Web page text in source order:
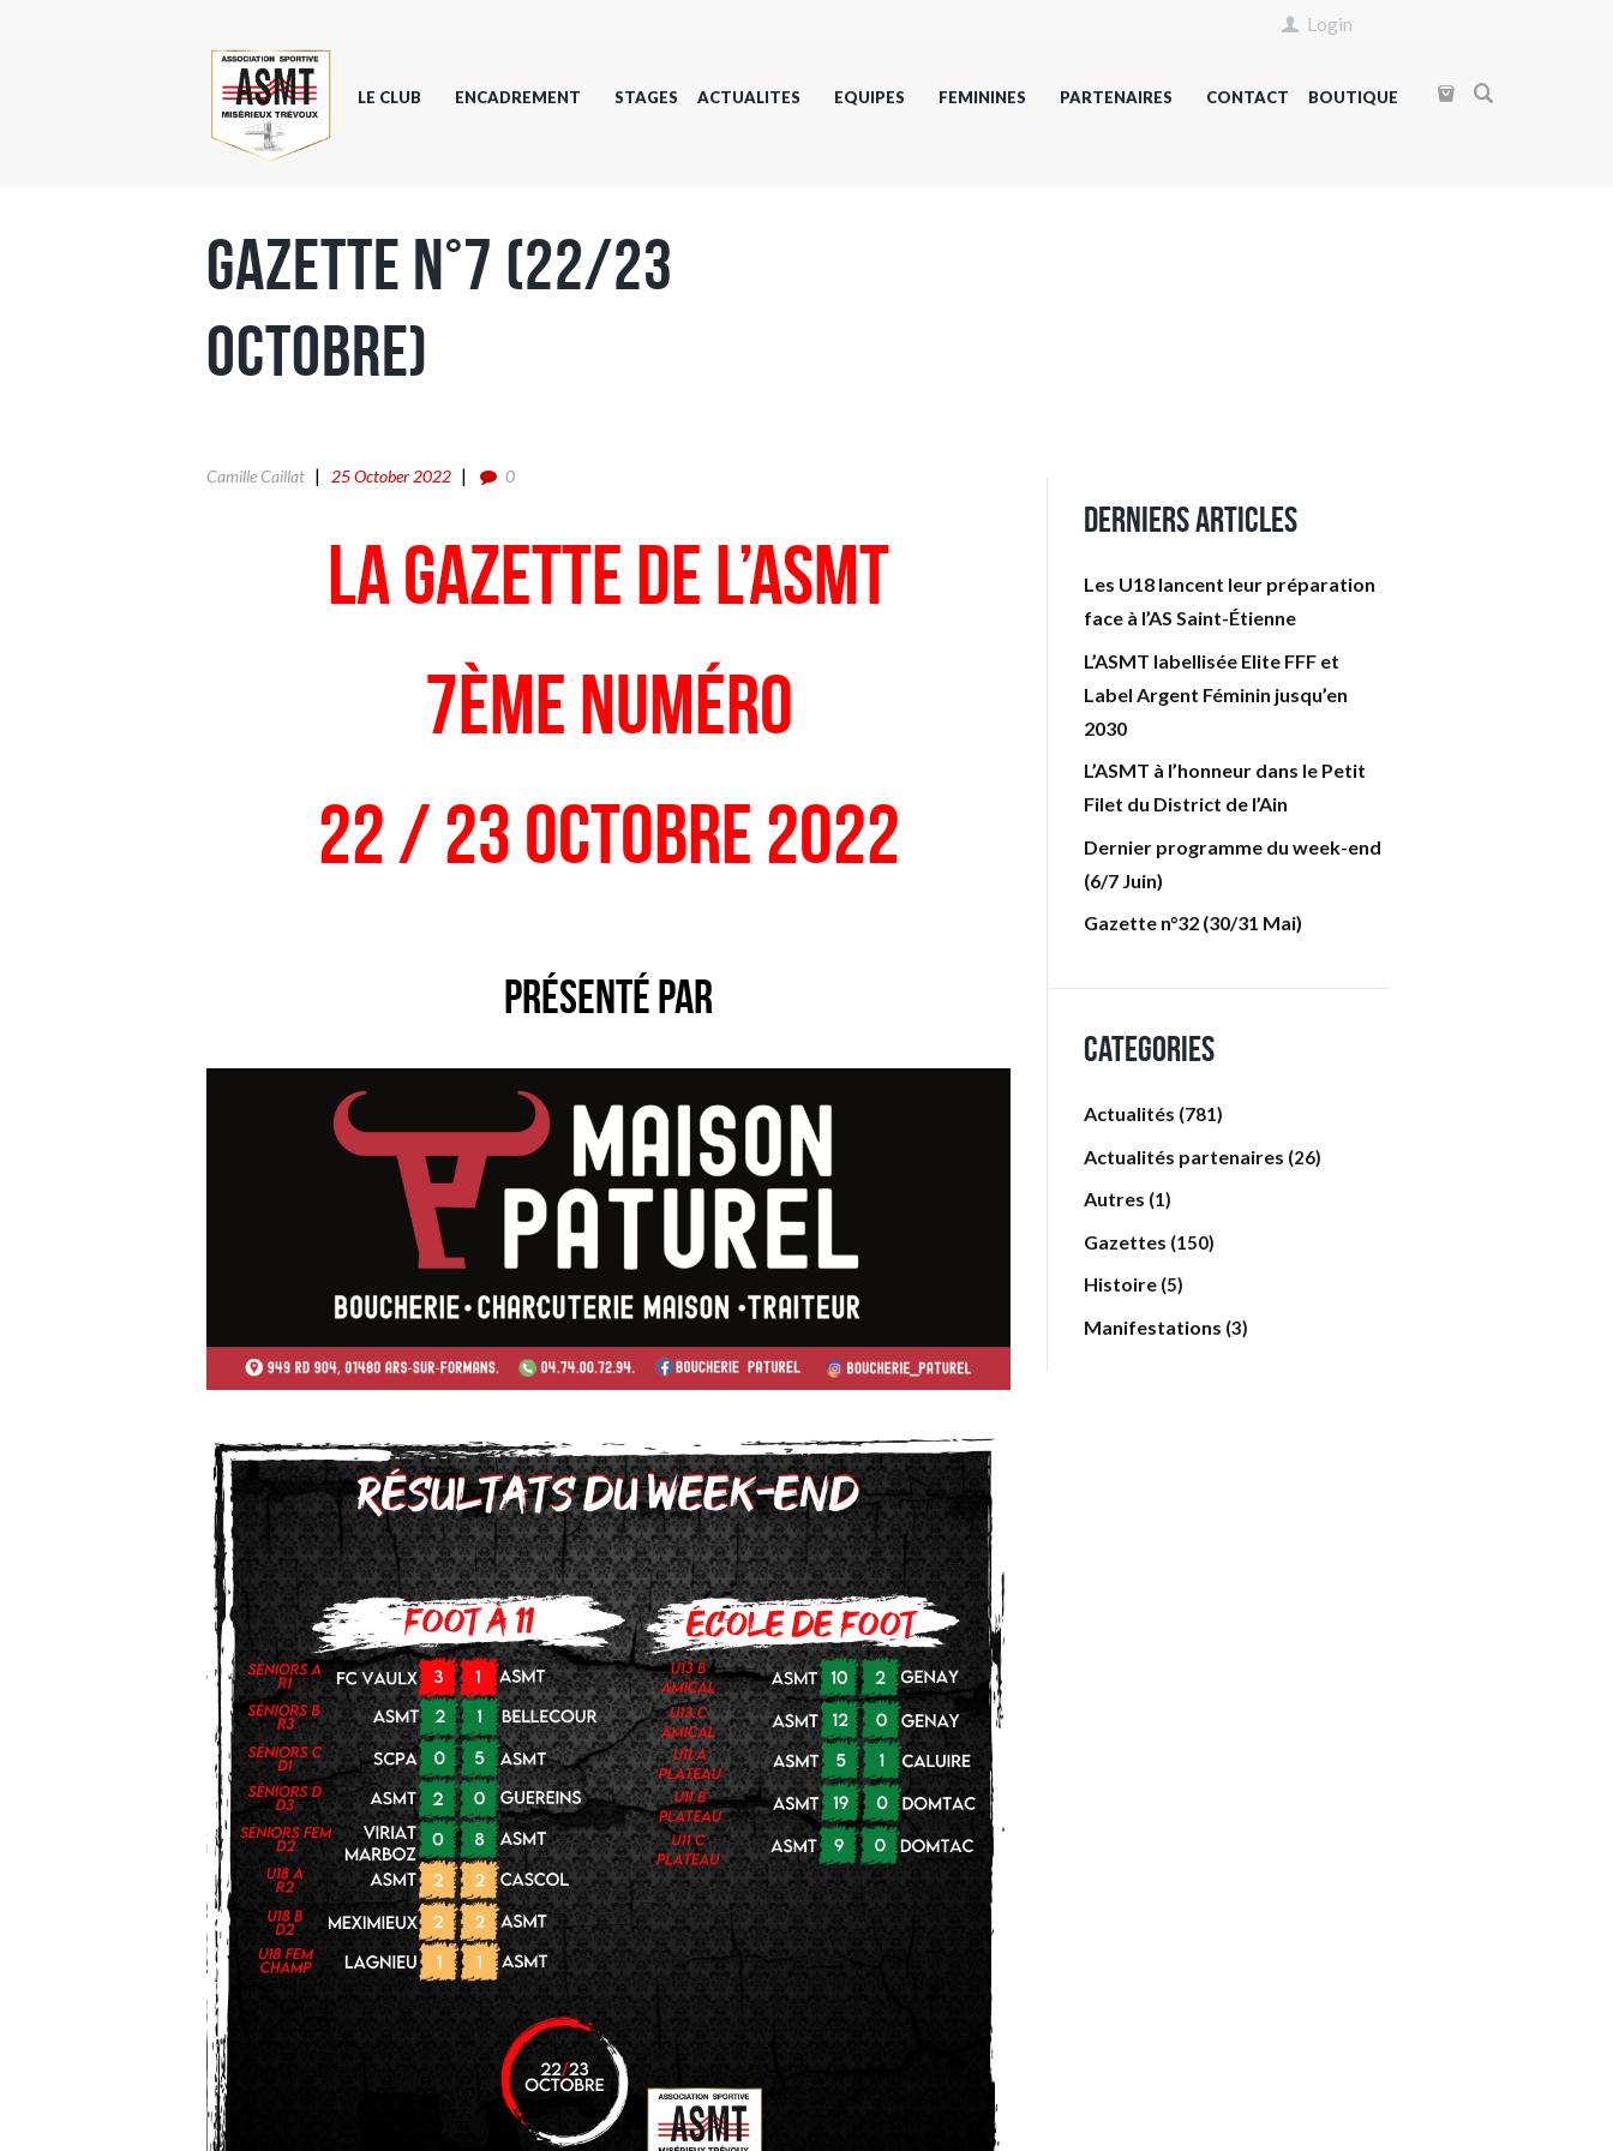
Login
LE CLUB ENCADREMENT STAGES ACTUALITES EQUIPES FEMININES PARTENAIRES CONTACT BOUTIQUE
Gazette n°7 (22/23
Octobre)
Camille Caillat 25 October 2022 0
La gazette de l’ASMT
7ème numéro
22 / 23 Octobre 2022
Présenté par
Derniers articles
Les U18 lancent leur préparation
face à l’AS Saint-Étienne
L’ASMT labellisée Elite FFF et
Label Argent Féminin jusqu’en
2030
L’ASMT à l’honneur dans le Petit
Filet du District de l’Ain
Dernier programme du week-end
(6/7 Juin)
Gazette n°32 (30/31 Mai)
Categories
Actualités (781)
Actualités partenaires (26)
Autres (1)
Gazettes (150)
Histoire (5)
Manifestations (3)